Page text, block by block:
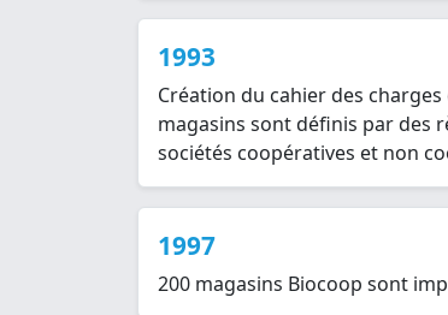
1993
Création du cahier des
magasins sont définis par des
sociétés coopératives et non
1997
200 magasins Biocoop sont